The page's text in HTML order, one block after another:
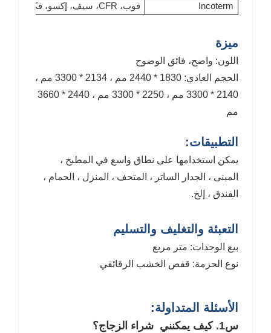
Incoterm
فوب، CFR، سيف، إكسو، فكا
ميزة
اللون: واضح، فائق الوضوح
الحجم العادي: 1830 * 2440 مم ، 2134 * 3300 مم ،
2140 * 3300 مم ، 2250 * 3300 مم ، 2440 * 3660
مم
التطبيقات:
يمكن استخدامها على نطاق واسع في المطبخ ،
المبنى ، الجدار الساتر ، المتحف ، المنزل ، الحمام ،
الفندق ، إلخ.
التعبئة والتغليف والتسليم
بيع الوحدات: متر مربع
نوع الحزمة: قفص الخشب الرقائقي
الأسئلة المتداولة:
س1. كيف يمكنني شراء الزجاج؟